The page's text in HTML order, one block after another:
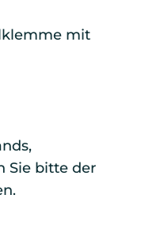
mit
Sie bitte der